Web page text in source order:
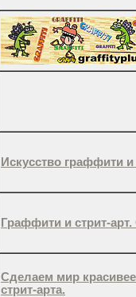
Искусство граффити
Граффити и стрит-
Сделаем мир
стрит-арта.